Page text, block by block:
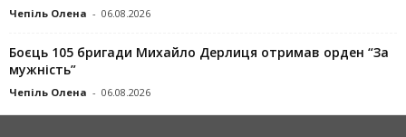
Чепіль Олена - 06.08.2026
Боєць 105 бригади Михайло Дерлиця отримав орден “За
мужність”
Чепіль Олена - 06.08.2026